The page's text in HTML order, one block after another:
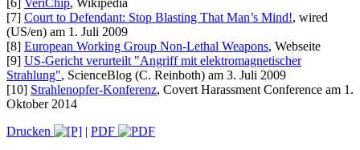
[7] Court to Defendant: Stop Blasting That Man’s Mind!, wired
(US/en) am 1. Juli 2009
[8] European Working Group Non-Lethal Weapons, Webseite
[9] US-Gericht verurteilt "Angriff mit elektromagnetischer
Strahlung", ScienceBlog (C. Reinboth) am 3. Juli 2009
[10] Strahlenopfer-Konferenz, Covert Harassment Conference am 1.
Oktober 2014
Drucken
| PDF